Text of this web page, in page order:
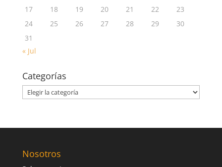
17
18 19 20 21 22
23
24
25 26 27 28 29
30
31
« Jul
Categorías
Categorías
Nosotros